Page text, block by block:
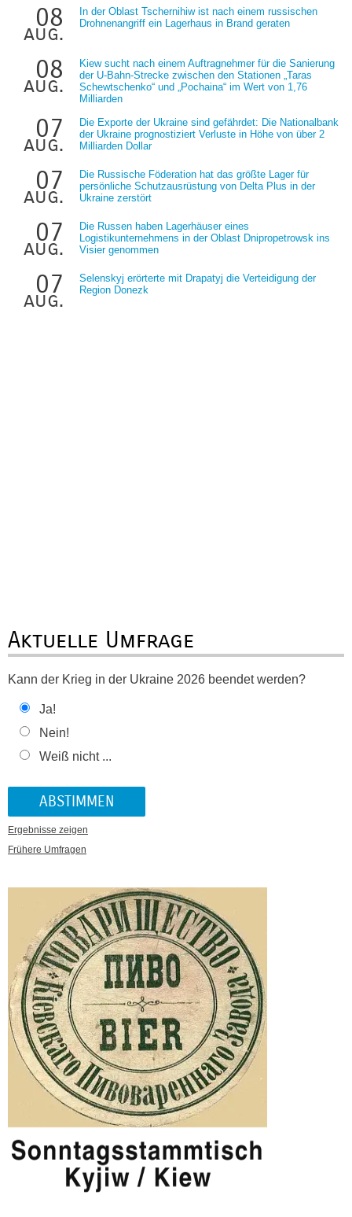
08
aug.
In der Oblast Tschernihiw ist nach einem russischen
Drohnenangriff ein Lagerhaus in Brand geraten
08
aug.
Kiew sucht nach einem Auftragnehmer für die Sanierung
der U-Bahn-Strecke zwischen den Stationen „Taras
Schewtschenko“ und „Pochaina“ im Wert von 1,76
Milliarden
07
aug.
Die Exporte der Ukraine sind gefährdet: Die Nationalbank
der Ukraine prognostiziert Verluste in Höhe von über 2
Milliarden Dollar
07
aug.
Die Russische Föderation hat das größte Lager für
persönliche Schutzausrüstung von Delta Plus in der
Ukraine zerstört
07
aug.
Die Russen haben Lagerhäuser eines
Logistikunternehmens in der Oblast Dnipropetrowsk ins
Visier genommen
07
aug.
Selenskyj erörterte mit Drapatyj die Verteidigung der
Region Donezk
Aktuelle Umfrage
Kann der Krieg in der Ukraine 2026 beendet werden?
Ja!
Nein!
Weiß nicht ...
Ergebnisse zeigen
Frühere Umfragen